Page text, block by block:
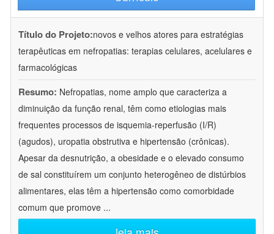
Título do Projeto:novos e velhos atores para estratégias
terapêuticas em nefropatias: terapias celulares, acelulares e
farmacológicas
Resumo: Nefropatias, nome amplo que caracteriza a
diminuição da função renal, têm como etiologias mais
frequentes processos de isquemia-reperfusão (I/R)
(agudos), uropatia obstrutiva e hipertensão (crônicas).
Apesar da desnutrição, a obesidade e o elevado consumo
de sal constituírem um conjunto heterogêneo de distúrbios
alimentares, elas têm a hipertensão como comorbidade
comum que promove ...